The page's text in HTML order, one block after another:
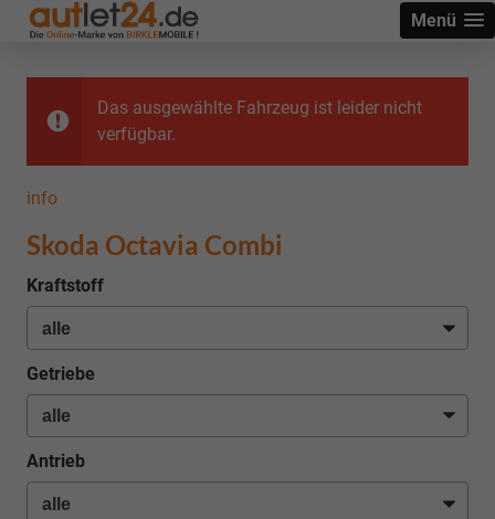
Menü
Das ausgewählte Fahrzeug ist leider nicht
verfügbar.
info
Skoda Octavia Combi
Kraftstoff
Getriebe
Antrieb